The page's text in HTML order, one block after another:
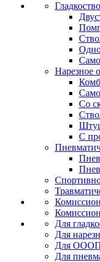
Нарезное
Со
С
Для
Для
Для
Для